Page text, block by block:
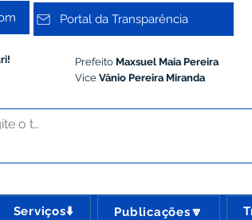
Portal da Transparência
Prefeito Maxsuel Maia Pereira
Vice Vânio Pereira Miranda
Serviços⬇️ Publicações🔽